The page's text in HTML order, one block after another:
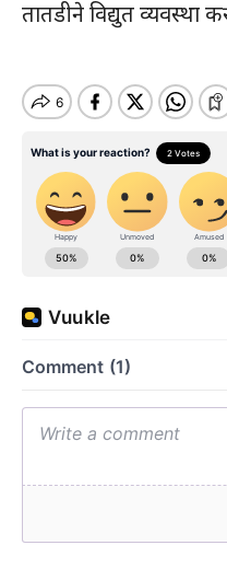
तातडीने विद्युत व्यवस्था